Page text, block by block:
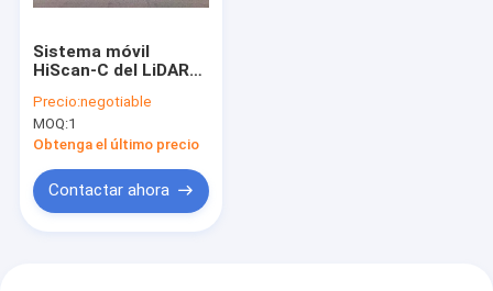
noticias
Solicitar una cotización
Sistema móvil
HiScan-C del LiDAR
Resolution 13kg para
Smart City
Precio:negotiable
MOQ:1
Obtenga el último precio
Contactar ahora